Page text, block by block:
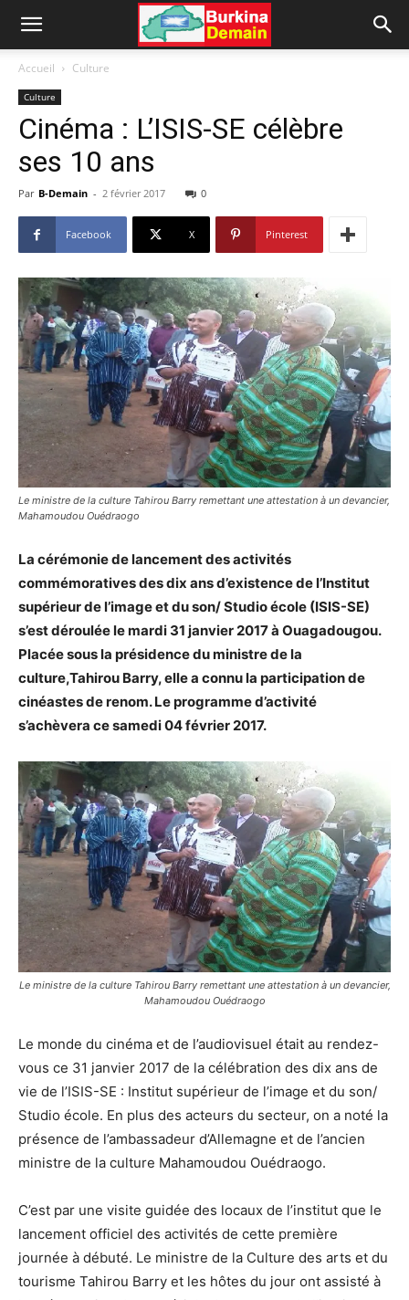
Accueil Culture
Culture
Cinéma : L’ISIS-SE célèbre
ses 10 ans
Par B-Demain - 2 février 2017 0
Facebook X Pinterest
Le ministre de la culture Tahirou Barry remettant une attestation à un devancier,
Mahamoudou Ouédraogo
La cérémonie de lancement des activités
commémoratives des dix ans d’existence de l’Institut
supérieur de l’image et du son/ Studio école (ISIS-SE)
s’est déroulée le mardi 31 janvier 2017 à Ouagadougou.
Placée sous la présidence du ministre de la
culture,Tahirou Barry, elle a connu la participation de
cinéastes de renom. Le programme d’activité
s’achèvera ce samedi 04 février 2017.
Le ministre de la culture Tahirou Barry remettant une attestation à un devancier,
Mahamoudou Ouédraogo
Le monde du cinéma et de l’audiovisuel était au rendez-
vous ce 31 janvier 2017 de la célébration des dix ans de
vie de l’ISIS-SE : Institut supérieur de l’image et du son/
Studio école. En plus des acteurs du secteur, on a noté la
présence de l’ambassadeur d’Allemagne et de l’ancien
ministre de la culture Mahamoudou Ouédraogo.
C’est par une visite guidée des locaux de l’institut que le
lancement officiel des activités de cette première
journée à débuté. Le ministre de la Culture des arts et du
tourisme Tahirou Barry et les hôtes du jour ont assisté à